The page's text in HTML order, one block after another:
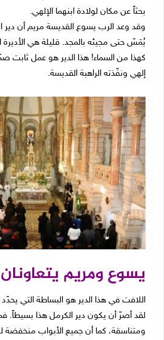
بحثاً عن مكان لولادة ابنهما الإلهي.
وقد وعد الرب يسوع القديسة مريم أن
يُمَسّ حتى مجيئه بالمجد. قليلة هي
كهذا من السماء! هذا الدير هو عمل
إلهي ونفّذته الراهبة القديسة.
يسوع ومريم
اللافت في هذا الدير هو البساطة التي
لقد أصرّ أن يكون دير الكرمل هذا بسيطاً.
ومتناسقة، كما أن جميع الأبواب منخفضة